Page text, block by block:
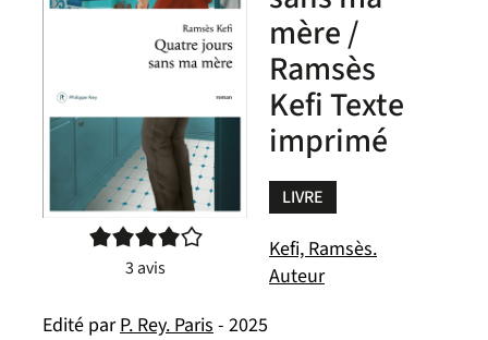
4/5
3avis
mère /
Ramsès
Kefi Texte
imprimé
LIVRE
Kefi, Ramsès.
Auteur
Edité parP. Rey. Paris- 2025